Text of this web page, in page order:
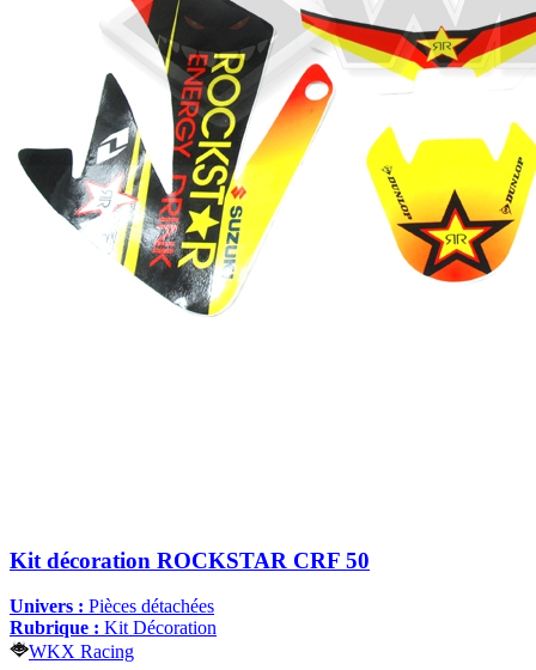
Kit décoration ROCKSTAR CRF 50
Univers : Pièces détachées
Rubrique : Kit Décoration
WKX Racing